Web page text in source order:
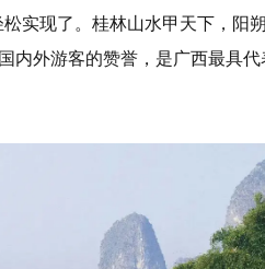
实现了。桂林山水甲天下，阳
内外游客的赞誉，是广西最具